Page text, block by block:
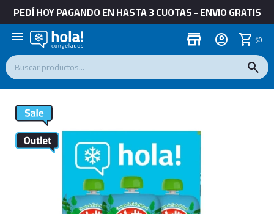
PEDÍ HOY PAGANDO EN HASTA 3 CUOTAS - ENVIO GRATIS
menu store $0